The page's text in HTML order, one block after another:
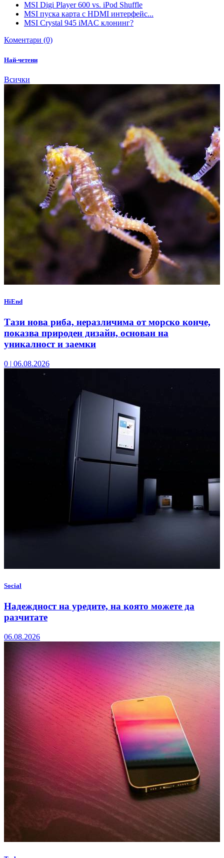
MSI Digi Player 600 vs. iPod Shuffle
MSI пуска карта с HDMI интерфейс...
MSI Crystal 945 iMAC клонинг?
Коментари (0)
Най-четени
Всички
HiEnd
Тази нова риба, неразличима от морско конче,
показва природен дизайн, основан на
уникалност и заемки
0 | 06.08.2026
Social
Надеждност на уредите, на която можете да
разчитате
06.08.2026